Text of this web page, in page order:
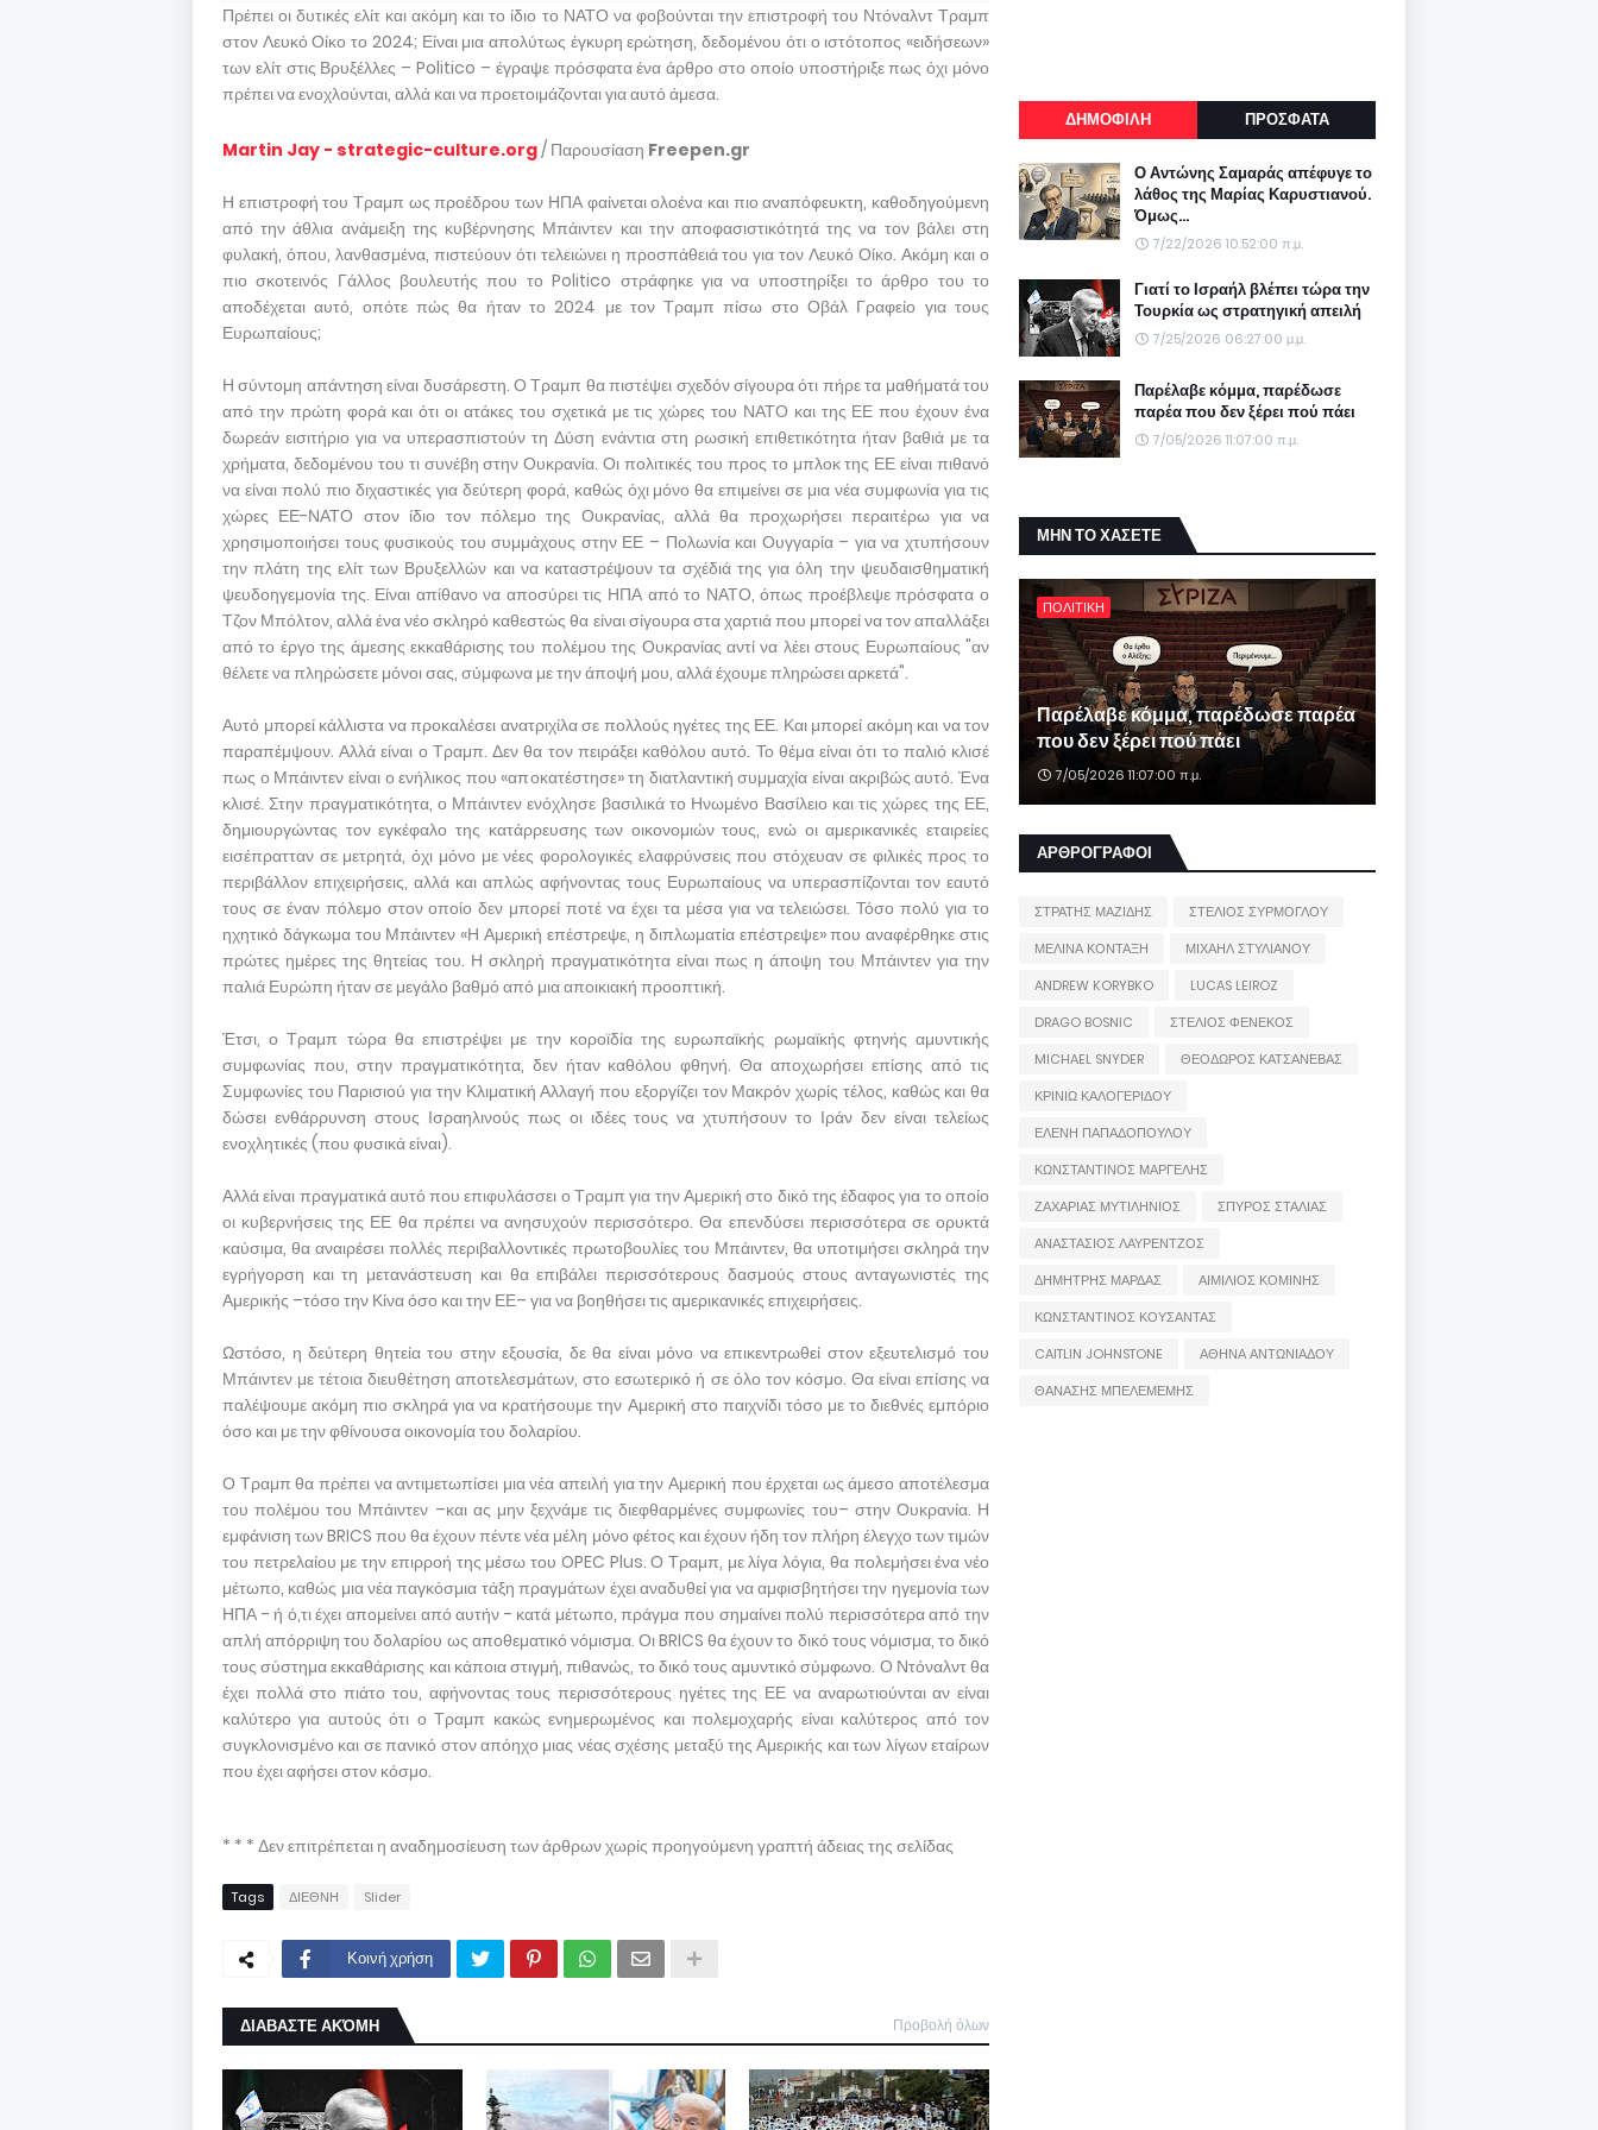
Πρέπει οι δυτικές ελίτ και ακόμη και το ίδιο το ΝΑΤΟ να φοβούνται την επιστροφή του Ντόναλντ Τραμπ
στον Λευκό Οίκο το 2024; Είναι μια απολύτως έγκυρη ερώτηση, δεδομένου ότι ο ιστότοπος «ειδήσεων»
των ελίτ στις Βρυξέλλες – Politico – έγραψε πρόσφατα ένα άρθρο στο οποίο υποστήριξε πως όχι μόνο
πρέπει να ενοχλούνται, αλλά και να προετοιμάζονται για αυτό άμεσα.
Martin Jay - strategic-culture.org/ Παρουσίαση Freepen.gr
Η επιστροφή του Τραμπ ως προέδρου των ΗΠΑ φαίνεται ολοένα και πιο αναπόφευκτη, καθοδηγούμενη
από την άθλια ανάμειξη της κυβέρνησης Μπάιντεν και την αποφασιστικότητά της να τον βάλει στη
φυλακή, όπου, λανθασμένα, πιστεύουν ότι τελειώνει η προσπάθειά του για τον Λευκό Οίκο. Ακόμη και ο
πιο σκοτεινός Γάλλος βουλευτής που το Politico στράφηκε για να υποστηρίξει το άρθρο του το
αποδέχεται αυτό, οπότε πώς θα ήταν το 2024 με τον Τραμπ πίσω στο Οβάλ Γραφείο για τους
Ευρωπαίους;
Η σύντομη απάντηση είναι δυσάρεστη. Ο Τραμπ θα πιστέψει σχεδόν σίγουρα ότι πήρε τα μαθήματά του
από την πρώτη φορά και ότι οι ατάκες του σχετικά με τις χώρες του ΝΑΤΟ και της ΕΕ που έχουν ένα
δωρεάν εισιτήριο για να υπερασπιστούν τη Δύση ενάντια στη ρωσική επιθετικότητα ήταν βαθιά με τα
χρήματα, δεδομένου του τι συνέβη στην Ουκρανία. Οι πολιτικές του προς το μπλοκ της ΕΕ είναι πιθανό
να είναι πολύ πιο διχαστικές για δεύτερη φορά, καθώς όχι μόνο θα επιμείνει σε μια νέα συμφωνία για τις
χώρες ΕΕ-ΝΑΤΟ στον ίδιο τον πόλεμο της Ουκρανίας, αλλά θα προχωρήσει περαιτέρω για να
χρησιμοποιήσει τους φυσικούς του συμμάχους στην ΕΕ – Πολωνία και Ουγγαρία – για να χτυπήσουν
την πλάτη της ελίτ των Βρυξελλών και να καταστρέψουν τα σχέδιά της για όλη την ψευδαισθηματική
ψευδοηγεμονία της. Είναι απίθανο να αποσύρει τις ΗΠΑ από το ΝΑΤΟ, όπως προέβλεψε πρόσφατα ο
Τζον Μπόλτον, αλλά ένα νέο σκληρό καθεστώς θα είναι σίγουρα στα χαρτιά που μπορεί να τον απαλλάξει
από το έργο της άμεσης εκκαθάρισης του πολέμου της Ουκρανίας αντί να λέει στους Ευρωπαίους "αν
θέλετε να πληρώσετε μόνοι σας, σύμφωνα με την άποψή μου, αλλά έχουμε πληρώσει αρκετά".
Αυτό μπορεί κάλλιστα να προκαλέσει ανατριχίλα σε πολλούς ηγέτες της ΕΕ. Και μπορεί ακόμη και να τον
παραπέμψουν. Αλλά είναι ο Τραμπ. Δεν θα τον πειράξει καθόλου αυτό. Το θέμα είναι ότι το παλιό κλισέ
πως ο Μπάιντεν είναι ο ενήλικος που «αποκατέστησε» τη διατλαντική συμμαχία είναι ακριβώς αυτό. Ένα
κλισέ. Στην πραγματικότητα, ο Μπάιντεν ενόχλησε βασιλικά το Ηνωμένο Βασίλειο και τις χώρες της ΕΕ,
δημιουργώντας τον εγκέφαλο της κατάρρευσης των οικονομιών τους, ενώ οι αμερικανικές εταιρείες
εισέπρατταν σε μετρητά, όχι μόνο με νέες φορολογικές ελαφρύνσεις που στόχευαν σε φιλικές προς το
περιβάλλον επιχειρήσεις, αλλά και απλώς αφήνοντας τους Ευρωπαίους να υπερασπίζονται τον εαυτό
τους σε έναν πόλεμο στον οποίο δεν μπορεί ποτέ να έχει τα μέσα για να τελειώσει. Τόσο πολύ για το
ηχητικό δάγκωμα του Μπάιντεν «Η Αμερική επέστρεψε, η διπλωματία επέστρεψε» που αναφέρθηκε στις
πρώτες ημέρες της θητείας του. Η σκληρή πραγματικότητα είναι πως η άποψη του Μπάιντεν για την
παλιά Ευρώπη ήταν σε μεγάλο βαθμό από μια αποικιακή προοπτική.
Έτσι, ο Τραμπ τώρα θα επιστρέψει με την κοροϊδία της ευρωπαϊκής ρωμαϊκής φτηνής αμυντικής
συμφωνίας που, στην πραγματικότητα, δεν ήταν καθόλου φθηνή. Θα αποχωρήσει επίσης από τις
Συμφωνίες του Παρισιού για την Κλιματική Αλλαγή που εξοργίζει τον Μακρόν χωρίς τέλος, καθώς και θα
δώσει ενθάρρυνση στους Ισραηλινούς πως οι ιδέες τους να χτυπήσουν το Ιράν δεν είναι τελείως
ενοχλητικές (που φυσικά είναι).
Αλλά είναι πραγματικά αυτό που επιφυλάσσει ο Τραμπ για την Αμερική στο δικό της έδαφος για το οποίο
οι κυβερνήσεις της ΕΕ θα πρέπει να ανησυχούν περισσότερο. Θα επενδύσει περισσότερα σε ορυκτά
καύσιμα, θα αναιρέσει πολλές περιβαλλοντικές πρωτοβουλίες του Μπάιντεν, θα υποτιμήσει σκληρά την
εγρήγορση και τη μετανάστευση και θα επιβάλει περισσότερους δασμούς στους ανταγωνιστές της
Αμερικής –τόσο την Κίνα όσο και την ΕΕ– για να βοηθήσει τις αμερικανικές επιχειρήσεις.
Ωστόσο, η δεύτερη θητεία του στην εξουσία, δε θα είναι μόνο να επικεντρωθεί στον εξευτελισμό του
Μπάιντεν με τέτοια διευθέτηση αποτελεσμάτων, στο εσωτερικό ή σε όλο τον κόσμο. Θα είναι επίσης να
παλέψουμε ακόμη πιο σκληρά για να κρατήσουμε την Αμερική στο παιχνίδι τόσο με το διεθνές εμπόριο
όσο και με την φθίνουσα οικονομία του δολαρίου.
Ο Τραμπ θα πρέπει να αντιμετωπίσει μια νέα απειλή για την Αμερική που έρχεται ως άμεσο αποτέλεσμα
του πολέμου του Μπάιντεν –και ας μην ξεχνάμε τις διεφθαρμένες συμφωνίες του– στην Ουκρανία. Η
εμφάνιση των BRICS που θα έχουν πέντε νέα μέλη μόνο φέτος και έχουν ήδη τον πλήρη έλεγχο των τιμών
του πετρελαίου με την επιρροή της μέσω του OPEC Plus. Ο Τραμπ, με λίγα λόγια, θα πολεμήσει ένα νέο
μέτωπο, καθώς μια νέα παγκόσμια τάξη πραγμάτων έχει αναδυθεί για να αμφισβητήσει την ηγεμονία των
ΗΠΑ - ή ό,τι έχει απομείνει από αυτήν - κατά μέτωπο, πράγμα που σημαίνει πολύ περισσότερα από την
απλή απόρριψη του δολαρίου ως αποθεματικό νόμισμα. Οι BRICS θα έχουν το δικό τους νόμισμα, το δικό
τους σύστημα εκκαθάρισης και κάποια στιγμή, πιθανώς, το δικό τους αμυντικό σύμφωνο. Ο Ντόναλντ θα
έχει πολλά στο πιάτο του, αφήνοντας τους περισσότερους ηγέτες της ΕΕ να αναρωτιούνται αν είναι
καλύτερο για αυτούς ότι ο Τραμπ κακώς ενημερωμένος και πολεμοχαρής είναι καλύτερος από τον
συγκλονισμένο και σε πανικό στον απόηχο μιας νέας σχέσης μεταξύ της Αμερικής και των λίγων εταίρων
που έχει αφήσει στον κόσμο.
* * * Δεν επιτρέπεται η αναδημοσίευση των άρθρων χωρίς προηγούμενη γραπτή άδειας της σελίδας
Tags ΔΙΕΘΝΗ Slider
Κοινή χρήση
ΔΙΑΒΑΣΤΕ ΑΚΌΜΗ Προβολή όλων
ΔΗΜΟΦΙΛΗ ΠΡΟΣΦΑΤΑ
Ο Αντώνης Σαμαράς απέφυγε το
λάθος της Μαρίας Καρυστιανού.
Όμως...
7/22/2026 10:52:00 π.μ.
Γιατί το Ισραήλ βλέπει τώρα την
Τουρκία ως στρατηγική απειλή
7/25/2026 06:27:00 μ.μ.
Παρέλαβε κόμμα, παρέδωσε
παρέα που δεν ξέρει πού πάει
7/05/2026 11:07:00 π.μ.
ΜΗΝ ΤΟ ΧΑΣΕΤΕ
ΠΟΛΙΤΙΚΗ
Παρέλαβε κόμμα, παρέδωσε παρέα
που δεν ξέρει πού πάει
7/05/2026 11:07:00 π.μ.
ΑΡΘΡΟΓΡΑΦΟΙ
ΣΤΡΑΤΗΣ ΜΑΖΙΔΗΣ
ΣΤΕΛΙΟΣ ΣΥΡΜΟΓΛΟΥ
ΜΕΛΙΝΑ ΚΟΝΤΑΞΗ
ΜΙΧΑΗΛ ΣΤΥΛΙΑΝΟΥ
ANDREW KORYBKO
LUCAS LEIROZ
DRAGO BOSNIC
ΣΤΕΛΙΟΣ ΦΕΝΕΚΟΣ
MICHAEL SNYDER
ΘΕΟΔΩΡΟΣ ΚΑΤΣΑΝΕΒΑΣ
ΚΡΙΝΙΩ ΚΑΛΟΓΕΡΙΔΟΥ
ΕΛΕΝΗ ΠΑΠΑΔΟΠΟΥΛΟΥ
ΚΩΝΣΤΑΝΤΙΝΟΣ ΜΑΡΓΕΛΗΣ
ΖΑΧΑΡΙΑΣ ΜΥΤΙΛΗΝΙΟΣ
ΣΠΥΡΟΣ ΣΤΑΛΙΑΣ
ΑΝΑΣΤΑΣΙΟΣ ΛΑΥΡΕΝΤΖΟΣ
ΔΗΜΗΤΡΗΣ ΜΑΡΔΑΣ
ΑΙΜΙΛΙΟΣ ΚΟΜΙΝΗΣ
ΚΩΝΣΤΑΝΤΙΝΟΣ ΚΟΥΣΑΝΤΑΣ
CAITLIN JOHNSTONE
ΑΘΗΝΑ ΑΝΤΩΝΙΑΔΟΥ
ΘΑΝΑΣΗΣ ΜΠΕΛΕΜΕΜΗΣ